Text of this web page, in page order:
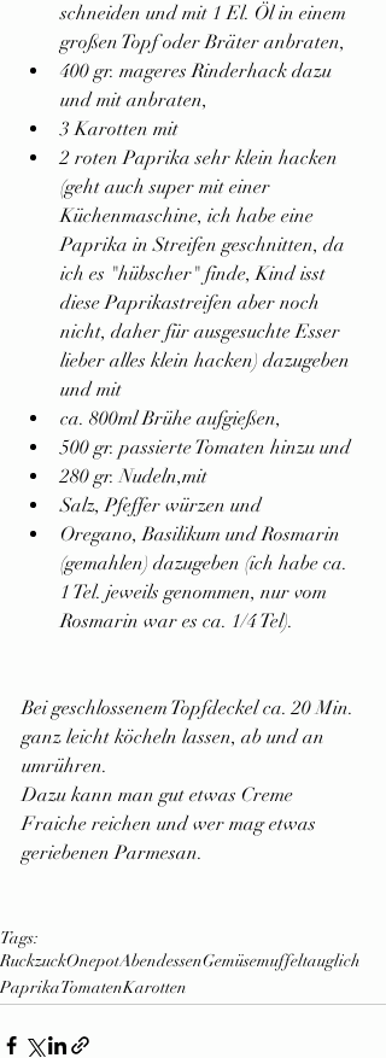
schneiden und mit 1 El. Öl in einem
großen Topf oder Bräter anbraten,
400 gr. mageres Rinderhack dazu
und mit anbraten,
3 Karotten mit
2 roten Paprika sehr klein hacken
(geht auch super mit einer
Küchenmaschine, ich habe eine
Paprika in Streifen geschnitten, da
ich es "hübscher" finde, Kind isst
diese Paprikastreifen aber noch
nicht, daher für ausgesuchte Esser
lieber alles klein hacken) dazugeben
und mit
ca. 800ml Brühe aufgießen,
500 gr. passierte Tomaten hinzu und
280 gr. Nudeln,mit
Salz, Pfeffer würzen und
Oregano, Basilikum und Rosmarin
(gemahlen) dazugeben (ich habe ca.
1 Tel. jeweils genommen, nur vom
Rosmarin war es ca. 1/4 Tel).
Bei geschlossenem Topfdeckel ca. 20 Min.
ganz leicht köcheln lassen, ab und an
umrühren.
Dazu kann man gut etwas Creme
Fraiche reichen und wer mag etwas
geriebenen Parmesan.
Tags:
RuckzuckOnepotAbendessenGemüsemuffeltauglich
PaprikaTomatenKarotten